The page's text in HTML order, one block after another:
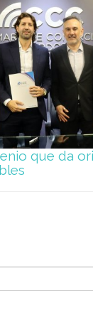
que da